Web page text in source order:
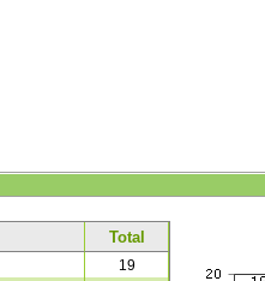
Total
19